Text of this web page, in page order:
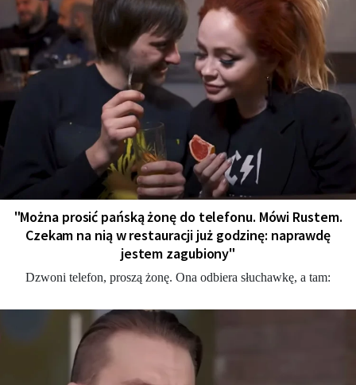
"Można prosić pańską żonę do telefonu. Mówi Rustem.
Czekam na nią w restauracji już godzinę: naprawdę
jestem zagubiony"
Dzwoni telefon, proszą żonę. Ona odbiera słuchawkę, a tam: